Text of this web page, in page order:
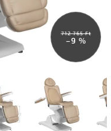
712 765 Ft
–9 %